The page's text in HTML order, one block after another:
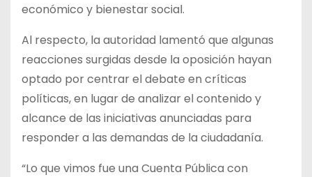
económico y bienestar social.
Al respecto, la autoridad lamentó que algunas
reacciones surgidas desde la oposición hayan
optado por centrar el debate en críticas
políticas, en lugar de analizar el contenido y
alcance de las iniciativas anunciadas para
responder a las demandas de la ciudadanía.
“Lo que vimos fue una Cuenta Pública con